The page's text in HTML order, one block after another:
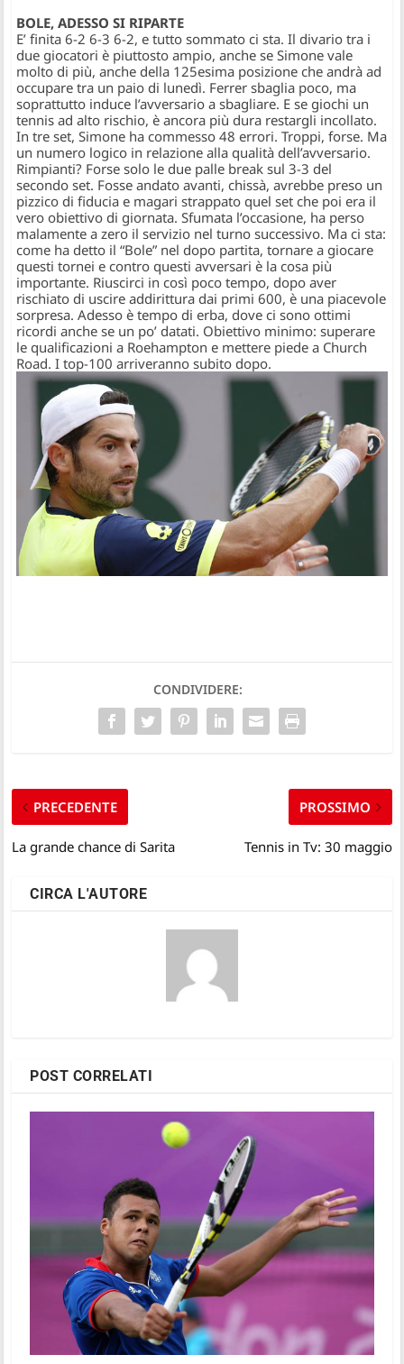
BOLE, ADESSO SI RIPARTE
E’ finita 6-2 6-3 6-2, e tutto sommato ci sta. Il divario tra i
due giocatori è piuttosto ampio, anche se Simone vale
molto di più, anche della 125esima posizione che andrà ad
occupare tra un paio di lunedì. Ferrer sbaglia poco, ma
soprattutto induce l’avversario a sbagliare. E se giochi un
tennis ad alto rischio, è ancora più dura restargli incollato.
In tre set, Simone ha commesso 48 errori. Troppi, forse. Ma
un numero logico in relazione alla qualità dell’avversario.
Rimpianti? Forse solo le due palle break sul 3-3 del
secondo set. Fosse andato avanti, chissà, avrebbe preso un
pizzico di fiducia e magari strappato quel set che poi era il
vero obiettivo di giornata. Sfumata l’occasione, ha perso
malamente a zero il servizio nel turno successivo. Ma ci sta:
come ha detto il “Bole” nel dopo partita, tornare a giocare
questi tornei e contro questi avversari è la cosa più
importante. Riuscirci in così poco tempo, dopo aver
rischiato di uscire addirittura dai primi 600, è una piacevole
sorpresa. Adesso è tempo di erba, dove ci sono ottimi
ricordi anche se un po’ datati. Obiettivo minimo: superare
le qualificazioni a Roehampton e mettere piede a Church
Road. I top-100 arriveranno subito dopo.
CONDIVIDERE:
PRECEDENTE
La grande chance di Sarita
PROSSIMO
Tennis in Tv: 30 maggio
CIRCA L'AUTORE
POST CORRELATI